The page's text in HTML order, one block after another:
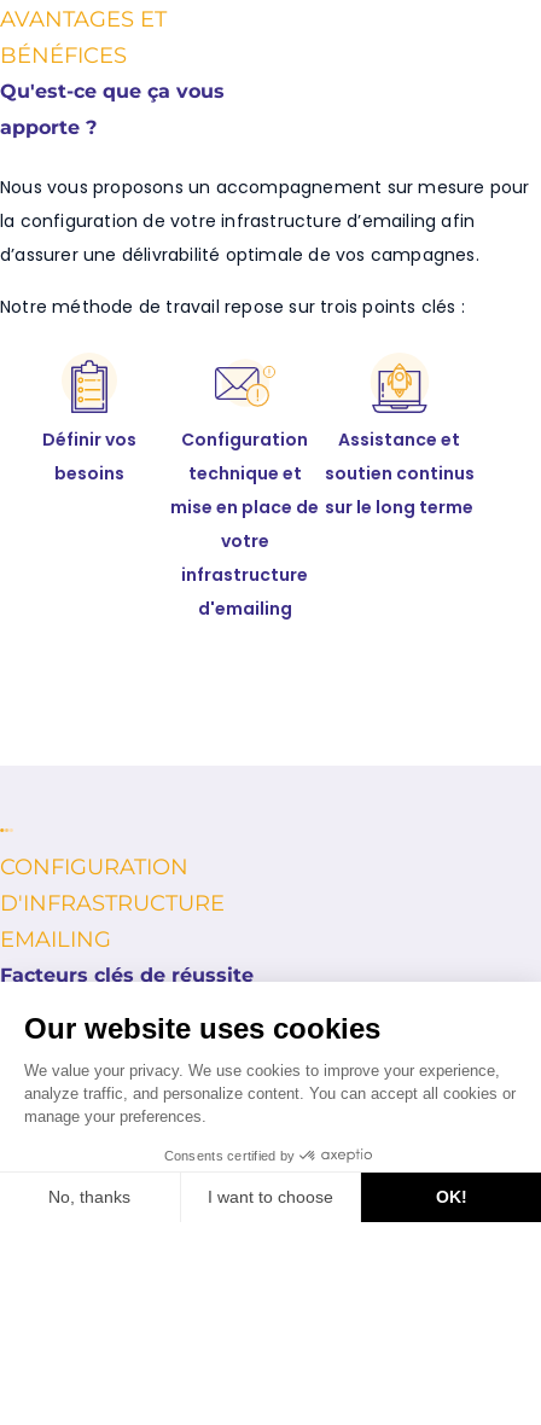
Our website uses cookies
We value your privacy. We use cookies to improve your experience,
analyze traffic, and personalize content. You can accept all cookies or
manage your preferences.
Consents certified by
No, thanks I want to choose OK!
AVANTAGES ET
BÉNÉFICES
Qu'est-ce que ça vous
apporte ?
Nous vous proposons un accompagnement sur mesure pour
la configuration de votre infrastructure d’emailing afin
d’assurer une délivrabilité optimale de vos campagnes.
Notre méthode de travail repose sur trois points clés :
Définir vos
besoins
Configuration
technique et
mise en place de
votre
infrastructure
d'emailing
Assistance et
soutien continus
sur le long terme
CONFIGURATION
D'INFRASTRUCTURE
EMAILING
Facteurs clés de réussite
Un niveau optimisé
de délivrabilité
Un système adapté à votre
type d'emailing